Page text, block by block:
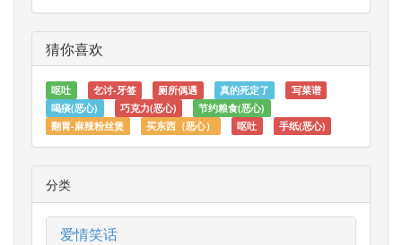
猜你喜欢
呕吐 乞讨-牙签 厕所偶遇 真的死定了
写菜谱
喝痰(恶心)
巧克力(恶心)
节约粮食(恶心)
翻胃-麻辣粉丝煲
买东西（恶心） 呕吐 手纸(恶心)
分类
爱情笑话